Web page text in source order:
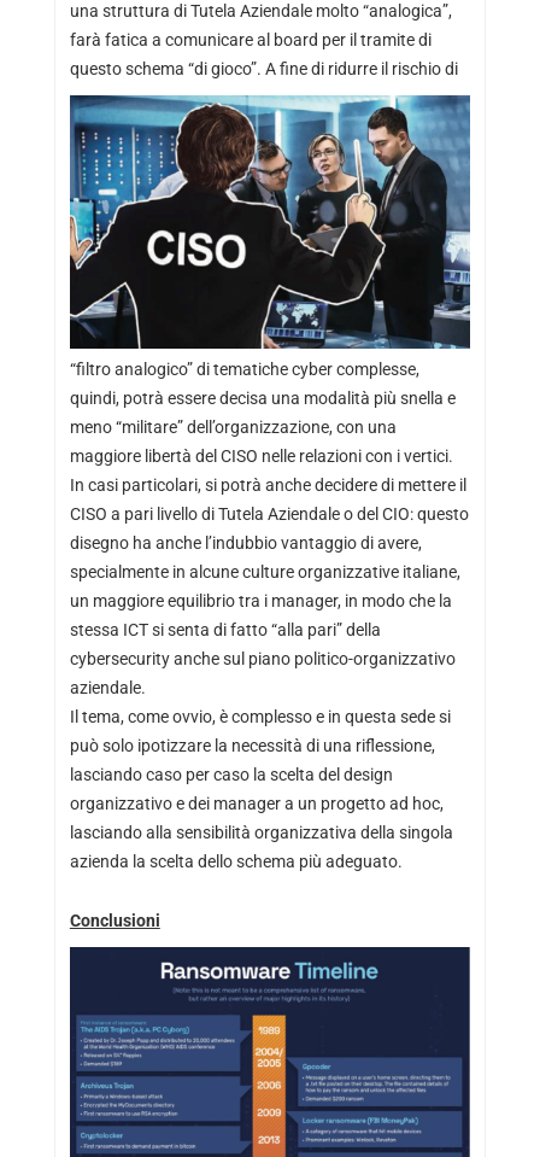
una struttura di Tutela Aziendale molto “analogica”,
farà fatica a comunicare al board per il tramite di
questo schema “di gioco”. A fine di ridurre il rischio di
“filtro analogico” di tematiche cyber complesse,
quindi, potrà essere decisa una modalità più snella e
meno “militare” dell’organizzazione, con una
maggiore libertà del CISO nelle relazioni con i vertici.
In casi particolari, si potrà anche decidere di mettere il
CISO a pari livello di Tutela Aziendale o del CIO: questo
disegno ha anche l’indubbio vantaggio di avere,
specialmente in alcune culture organizzative italiane,
un maggiore equilibrio tra i manager, in modo che la
stessa ICT si senta di fatto “alla pari” della
cybersecurity anche sul piano politico-organizzativo
aziendale.
Il tema, come ovvio, è complesso e in questa sede si
può solo ipotizzare la necessità di una riflessione,
lasciando caso per caso la scelta del design
organizzativo e dei manager a un progetto ad hoc,
lasciando alla sensibilità organizzativa della singola
azienda la scelta dello schema più adeguato.
Conclusioni